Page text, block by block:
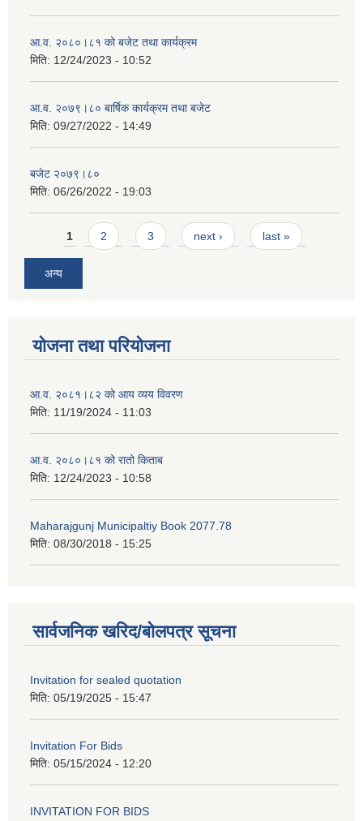
आ.व. २०८०।८१ को बजेट तथा कार्यक्रम
मिति: 12/24/2023 - 10:52
आ.व. २०७९।८० बार्षिक कार्यक्रम तथा बजेट
मिति: 09/27/2022 - 14:49
बजेट २०७९।८०
मिति: 06/26/2022 - 19:03
Pages
1 2 3 next › last »
अन्य
योजना तथा परियोजना
आ.व. २०८१।८२ को आय व्यय विवरण
मिति: 11/19/2024 - 11:03
आ.व. २०८०।८१ को रातो किताब
मिति: 12/24/2023 - 10:58
Maharajgunj Municipaltiy Book 2077.78
मिति: 08/30/2018 - 15:25
सार्वजनिक खरिद/बोलपत्र सूचना
Invitation for sealed quotation
मिति: 05/19/2025 - 15:47
Invitation For Bids
मिति: 05/15/2024 - 12:20
INVITATION FOR BIDS